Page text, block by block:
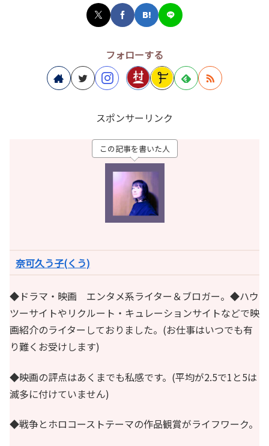
フォローする
スポンサーリンク
この記事を書いた人
奈可久う子(くう)
◆ドラマ・映画 エンタメ系ライター＆ブロガー。◆ハウ
ツーサイトやリクルート・キュレーションサイトなどで映
画紹介のライターしておりました。(お仕事はいつでも有
り難くお受けします)
◆映画の評点はあくまでも私感です。(平均が2.5で1と5は
滅多に付けていません)
◆戦争とホロコーストテーマの作品観賞がライフワーク。